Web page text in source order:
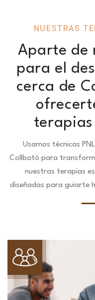
NUESTRAS
Aparte de
para el
cerca de
Usamos técnicas
Collbató para
nuestras terapias
diseñadas para guiarte